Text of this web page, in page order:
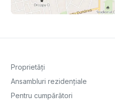
Proprietăți
Ansambluri rezidențiale
Pentru cumpărători